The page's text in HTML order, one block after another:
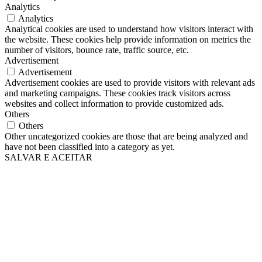
Analytics
Analytics
Analytical cookies are used to understand how visitors interact with
the website. These cookies help provide information on metrics the
number of visitors, bounce rate, traffic source, etc.
Advertisement
Advertisement
Advertisement cookies are used to provide visitors with relevant ads
and marketing campaigns. These cookies track visitors across
websites and collect information to provide customized ads.
Others
Others
Other uncategorized cookies are those that are being analyzed and
have not been classified into a category as yet.
SALVAR E ACEITAR